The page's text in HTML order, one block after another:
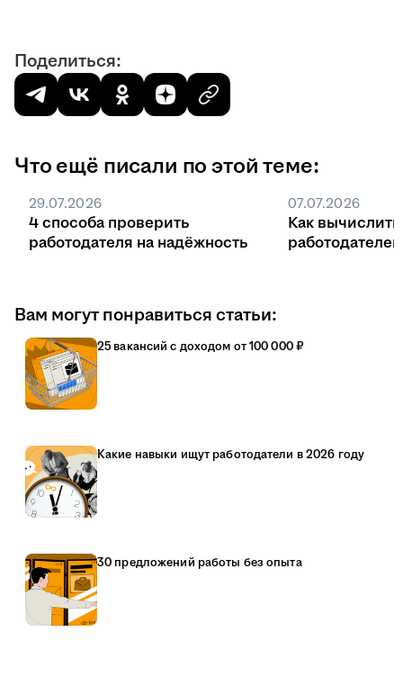
Поделиться:
Что ещё писали по этой теме:
29.07.2026
4 способа проверить
работодателя на надёжность
07.07.2026
Как вычислить
Вам могут понравиться статьи:
25 вакансий с доходом от 100 000 ₽
Какие навыки ищут работодатели в 2026 году
30 предложений работы без опыта